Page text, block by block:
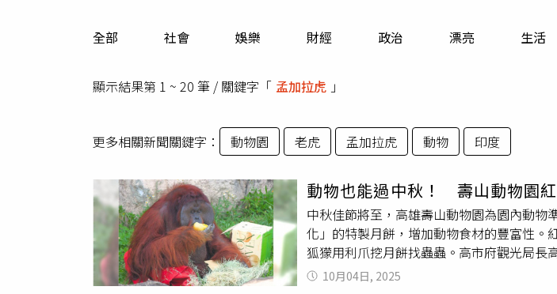
運勢
全部 社會 娛樂 財經 政治 漂亮 生活
顯示結果第 1 ~ 20 筆 / 關鍵字「 孟加拉虎 」
更多相關新聞關鍵字： 動物園 老虎 孟加拉虎 動物 印度
動物也能過中秋！ 壽山動物園紅
中秋佳節將至，高雄壽山動物園為園內動物
化」的特製月餅，增加動物食材的豐富性。
狐獴用利爪挖月餅找蟲蟲。高市府觀光局長
慶慶祝，更是行為豐富化的重要一環，讓動
10月04日, 2025